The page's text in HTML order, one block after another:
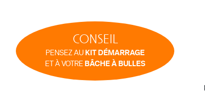
CONSEIL
PENSEZ AU KIT DÉMARRAGE
ET À VOTRE BÂCHE À BULLES